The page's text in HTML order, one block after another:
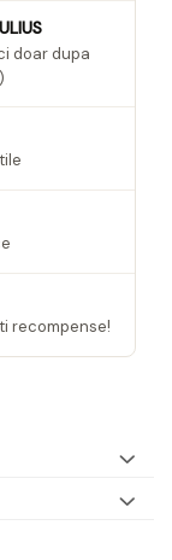
doar dupa
recompense!